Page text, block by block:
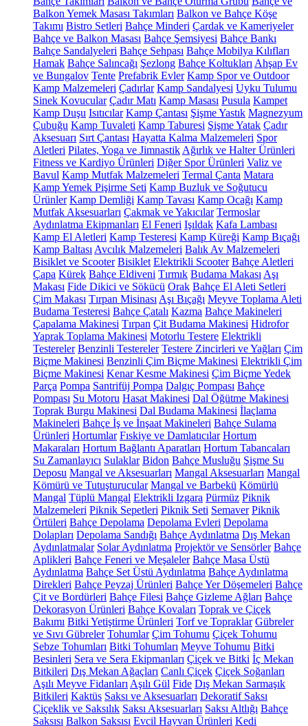
Balkon Yemek Masası Takımları Balkon ve Bahçe Köşe
Takımı Bistro Setleri Bahçe Minderi Çardak ve Kameriyeler
Bahçe ve Balkon Masası Bahçe Şemsiyesi Bahçe Bankı
Bahçe Sandalyeleri Bahçe Sehpası Bahçe Mobilya Kılıfları
Hamak Bahçe Salıncağı Şezlong Bahçe Koltukları Ahşap Ev
ve Bungalov Tente Prefabrik Evler Kamp Spor ve Outdoor
Kamp Malzemeleri Çadırlar Kamp Sandalyesi Uyku Tulumu
Sinek Kovucular Çadır Matı Kamp Masası Pusula Kampet
Kamp Duşu Isıtıcılar Kamp Çantası Şişme Yastık Magnezyum
Çubuğu Kamp Tuvaleti Kamp Taburesi Şişme Yatak Çadır
Aksesuarı Sırt Çantası Hayatta Kalma Malzemeleri Spor
Aletleri Pilates, Yoga ve Jimnastik Ağırlık ve Halter Ürünleri
Fitness ve Kardiyo Ürünleri Diğer Spor Ürünleri Valiz ve
Bavul Kamp Mutfak Malzemeleri Termal Çanta Matara
Kamp Yemek Pişirme Seti Kamp Buzluk ve Soğutucu
Ürünler Kamp Demliği Kamp Tavası Kamp Ocağı Kamp
Mutfak Aksesuarları Çakmak ve Yakıcılar Termoslar
Aydınlatma Ekipmanları El Feneri Işıldak Kafa Lambası
Kamp El Aletleri Kamp Testeresi Kamp Küreği Kamp Bıçağı
Kamp Baltası Avcılık Malzemeleri Balık Av Malzemeleri
Bisiklet ve Scooter Bisiklet Elektrikli Scooter Bahçe Aletleri
Çapa Kürek Bahçe Eldiveni Tırmık Budama Makası Aşı
Makası Fide Dikici ve Sökücü Orak Bahçe El Aleti Setleri
Çim Makası Tırpan Misinası Aşı Bıçağı Meyve Toplama Aleti
Budama Testeresi Bahçe Çatalı Kazma Bahçe Makineleri
Çapalama Makinesi Tırpan Çit Budama Makinesi Hidrofor
Yaprak Toplama Makinesi Motorlu Testere Elektrikli
Testereler Benzinli Testereler Testere Zincirleri ve Yağları Çim
Biçme Makinesi Benzinli Çim Biçme Makinesi Elektrikli Çim
Biçme Makinesi Kenar Kesme Makinesi Çim Biçme Yedek
Parça Pompa Santrifüj Pompa Dalgıç Pompası Bahçe
Pompası Su Motoru Hasat Makinesi Dal Öğütme Makinesi
Toprak Burgu Makinesi Dal Budama Makinesi İlaçlama
Makineleri Bahçe İş ve İnşaat Makineleri Bahçe Sulama
Ürünleri Hortumlar Fıskiye ve Damlatıcılar Hortum
Makaraları Hortum Bağlantı Aparatları Hortum Tabancaları
Su Zamanlayıcı Sulaklar Bidon Bahçe Musluğu Şişme Su
Deposu Mangal ve Aksesuarları Mangal Aksesuarları Mangal
Kömürü ve Tutuşturucular Mangal ve Barbekü Kömürlü
Mangal Tüplü Mangal Elektrikli Izgara Pürmüz Piknik
Malzemeleri Piknik Sepetleri Piknik Seti Semaver Piknik
Örtüleri Bahçe Depolama Depolama Evleri Depolama
Dolapları Depolama Sandığı Bahçe Aydınlatma Dış Mekan
Aydınlatmalar Solar Aydınlatma Projektör ve Sensörler Bahçe
Aplikleri Bahçe Feneri ve Meşaleler Bahçe Masa Üstü
Aydınlatma Bahçe Set Üstü Aydınlatma Bahçe Aydınlatma
Direkleri Bahçe Peyzaj Ürünleri Bahçe Yer Döşemeleri Bahçe
Çit ve Bordürleri Bahçe Filesi Bahçe Gizleme Ağları Bahçe
Dekorasyon Ürünleri Bahçe Kovaları Toprak ve Çiçek
Bakımı Bitki Yetiştirme Ürünleri Torf ve Topraklar Gübreler
ve Sıvı Gübreler Tohumlar Çim Tohumu Çiçek Tohumu
Sebze Tohumları Bitki Tohumları Meyve Tohumu Bitki
Besinleri Sera ve Sera Ekipmanları Çiçek ve Bitki İç Mekan
Bitkileri Dış Mekan Ağaçları Canlı Çiçek Çiçek Soğanları
Aşılı Meyve Fidanları Aşılı Gül Fide Dış Mekan Sarmaşık
Bitkileri Kaktüs Saksı ve Aksesuarları Dekoratif Saksı
Çiçeklik ve Saksılık Saksı Aksesuarları Saksı Altlığı Bahçe
Saksısı Balkon Saksısı Evcil Hayvan Ürünleri Kedi